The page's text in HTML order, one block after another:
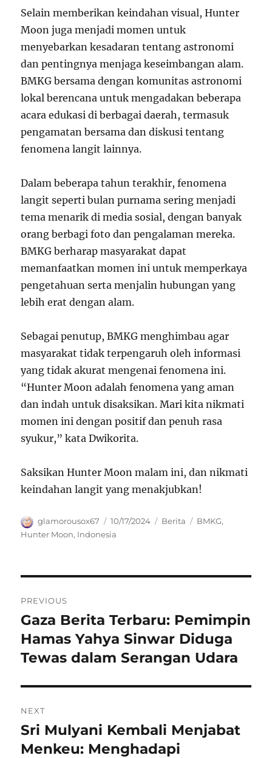
Selain memberikan keindahan visual, Hunter
Moon juga menjadi momen untuk
menyebarkan kesadaran tentang astronomi
dan pentingnya menjaga keseimbangan alam.
BMKG bersama dengan komunitas astronomi
lokal berencana untuk mengadakan beberapa
acara edukasi di berbagai daerah, termasuk
pengamatan bersama dan diskusi tentang
fenomena langit lainnya.
Dalam beberapa tahun terakhir, fenomena
langit seperti bulan purnama sering menjadi
tema menarik di media sosial, dengan banyak
orang berbagi foto dan pengalaman mereka.
BMKG berharap masyarakat dapat
memanfaatkan momen ini untuk memperkaya
pengetahuan serta menjalin hubungan yang
lebih erat dengan alam.
Sebagai penutup, BMKG menghimbau agar
masyarakat tidak terpengaruh oleh informasi
yang tidak akurat mengenai fenomena ini.
“Hunter Moon adalah fenomena yang aman
dan indah untuk disaksikan. Mari kita nikmati
momen ini dengan positif dan penuh rasa
syukur,” kata Dwikorita.
Saksikan Hunter Moon malam ini, dan nikmati
keindahan langit yang menakjubkan!
Author
glamorousox67
Posted
on
10/17/2024 Categories
Berita Tags
BMKG,
Hunter Moon, Indonesia
pos
PREVIOUS
Previous
post:
Gaza Berita Terbaru: Pemimpin
Hamas Yahya Sinwar Diduga
Tewas dalam Serangan Udara
NEXT
Next
post:
Sri Mulyani Kembali Menjabat
Menkeu: Menghadapi